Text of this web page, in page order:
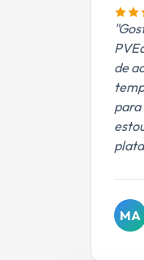
de
para
MA